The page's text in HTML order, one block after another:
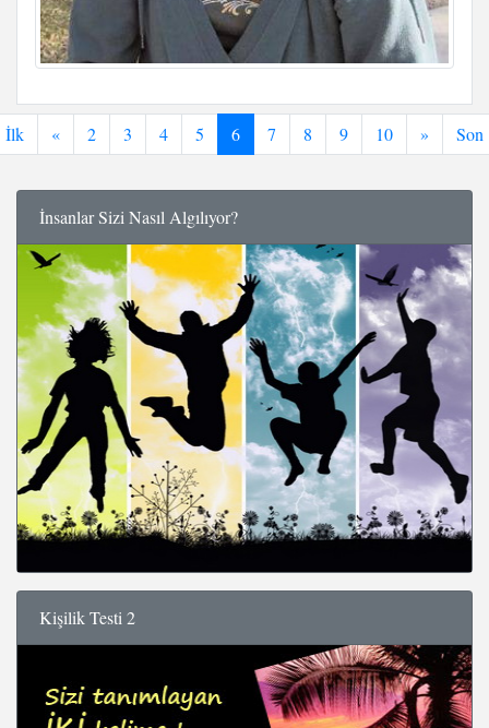
İlk « 2 3 4 5 6 7 8 9 10 » Son
İnsanlar Sizi Nasıl Algılıyor?
Kişilik Testi 2